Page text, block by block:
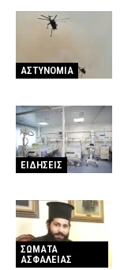
ΑΣΤΥΝΟΜΙΑ
ΕΙΔΗΣΕΙΣ
ΣΩΜΑΤΑ
ΑΣΦΑΛΕΙΑΣ